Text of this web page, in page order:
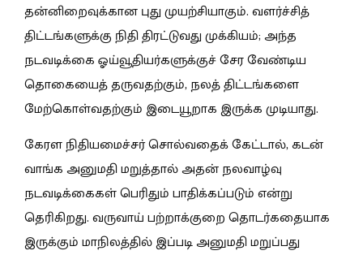
தன்னிறைவுக்கான புது முயற்சியாகும். வளர்ச்சித்
திட்டங்களுக்கு நிதி திரட்டுவது முக்கியம்; அந்த
நடவடிக்கை ஓய்வூதியர்களுக்குச் சேர வேண்டிய
தொகையைத் தருவதற்கும், நலத் திட்டங்களை
மேற்கொள்வதற்கும் இடையூறாக இருக்க முடியாது.
கேரள நிதியமைச்சர் சொல்வதைக் கேட்டால், கடன்
வாங்க அனுமதி மறுத்தால் அதன் நலவாழ்வு
நடவடிக்கைகள் பெரிதும் பாதிக்கப்படும் என்று
தெரிகிறது. வருவாய் பற்றாக்குறை தொடர்கதையாக
இருக்கும் மாநிலத்தில் இப்படி அனுமதி மறுப்பது